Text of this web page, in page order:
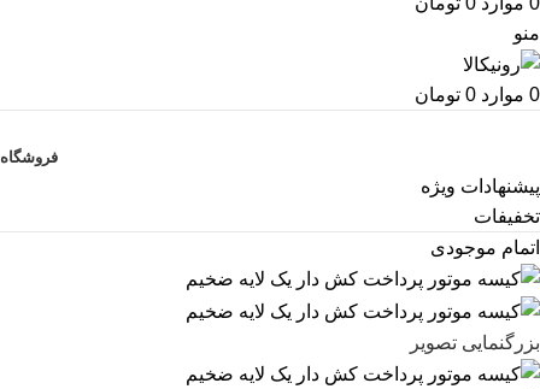
منو
0 موارد 0 تومان
فروشگاه
پیشنهادات ویژه
تخفیفات
اتمام موجودی
بزرگنمایی تصویر